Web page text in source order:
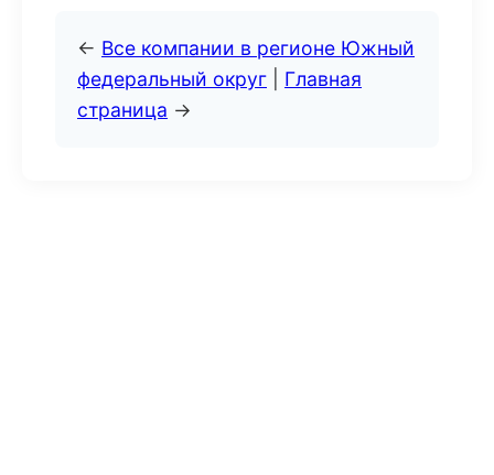
← Все компании в регионе Южный
федеральный округ
Главная
страница →